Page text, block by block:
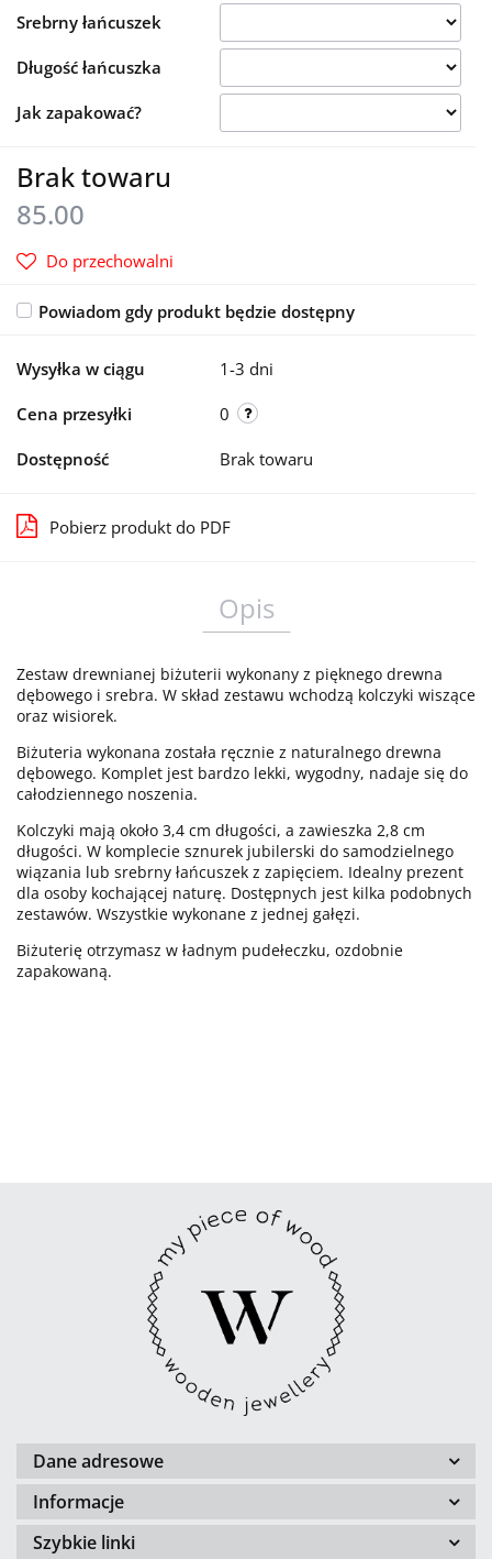
Srebrny łańcuszek
Długość łańcuszka
Jak zapakować?
Brak towaru
85.00
Do przechowalni
Powiadom gdy produkt będzie dostępny
Wysyłka w ciągu 1-3 dni
Cena przesyłki 0
Dostępność Brak towaru
Pobierz produkt do PDF
Opis
Zestaw drewnianej biżuterii wykonany z pięknego drewna
dębowego i srebra. W skład zestawu wchodzą kolczyki wiszące
oraz wisiorek.
Biżuteria wykonana została ręcznie z naturalnego drewna
dębowego. Komplet jest bardzo lekki, wygodny, nadaje się do
całodziennego noszenia.
Kolczyki mają około 3,4 cm długości, a zawieszka 2,8 cm
długości. W komplecie sznurek jubilerski do samodzielnego
wiązania lub srebrny łańcuszek z zapięciem. Idealny prezent
dla osoby kochającej naturę. Dostępnych jest kilka podobnych
zestawów. Wszystkie wykonane z jednej gałęzi.
Biżuterię otrzymasz w ładnym pudełeczku, ozdobnie
zapakowaną.
Dane adresowe
Informacje
Szybkie linki